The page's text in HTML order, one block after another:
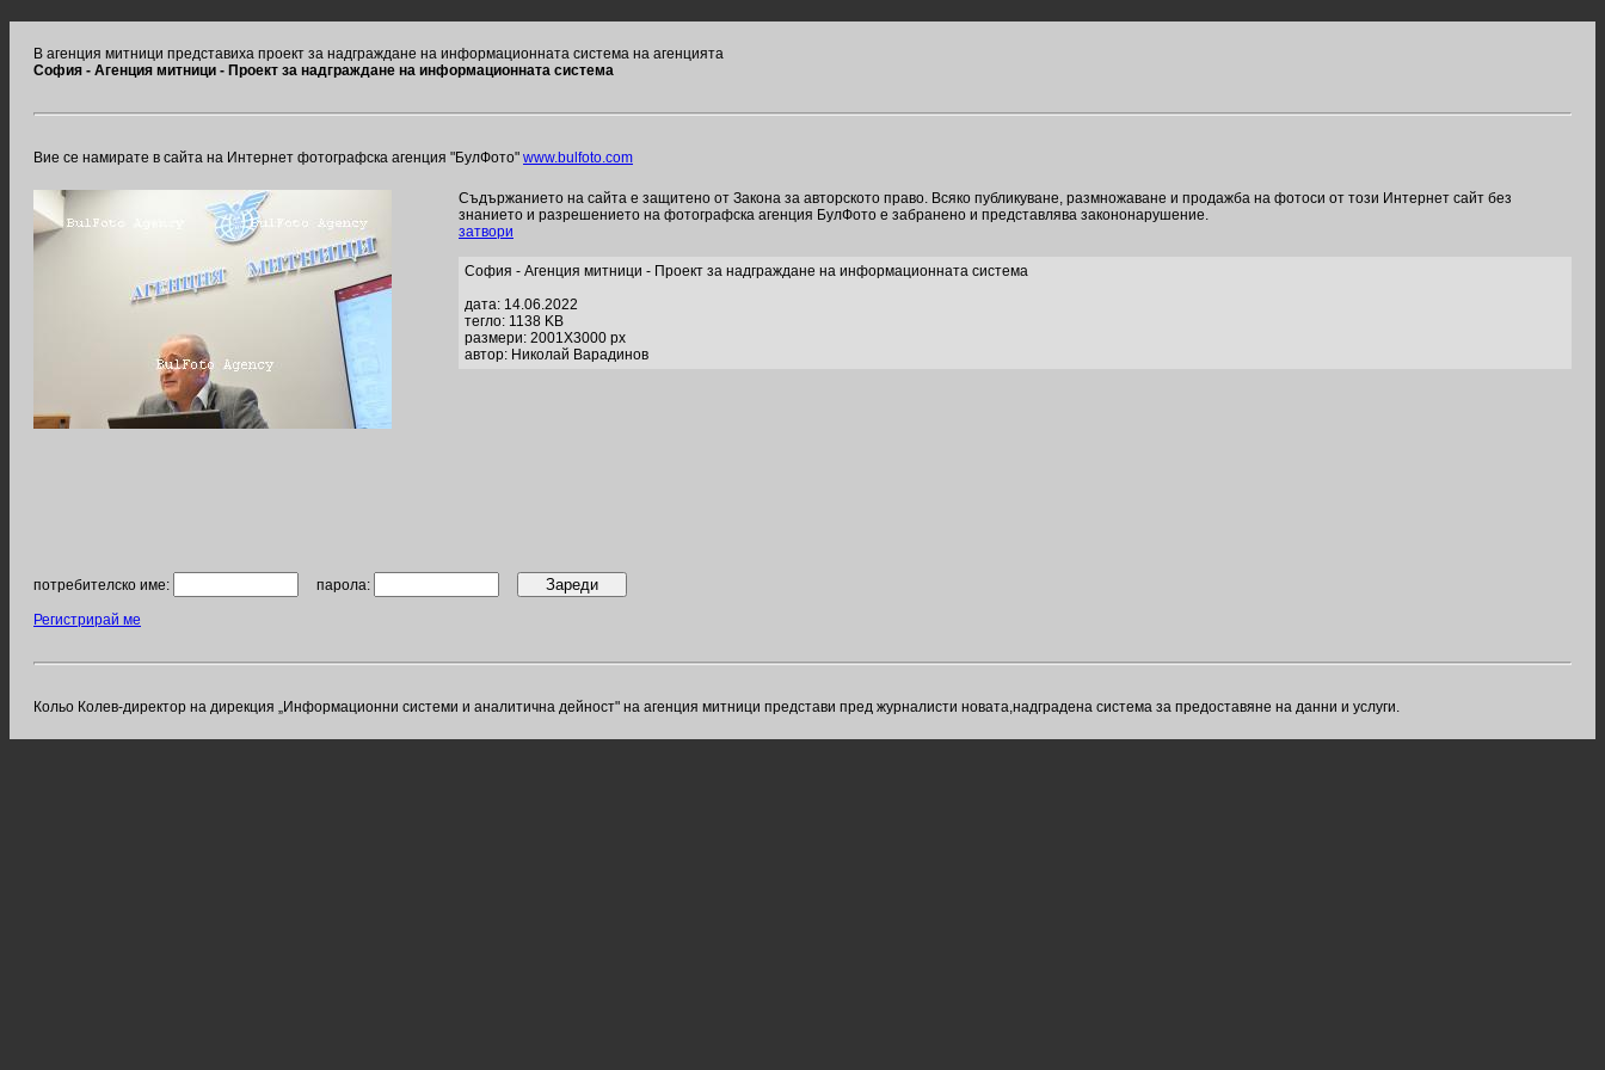
В агенция митници представиха проект за надграждане на информационната система на агенцията
София - Агенция митници - Проект за надграждане на информационната система
Вие се намирате в сайта на Интернет фотографска агенция "БулФото" www.bulfoto.com
Съдържанието на сайта е защитено от Закона за авторското право. Всяко публикуване, размножаване и продажба на фотоси от този Интернет сайт без
знанието и разрешението на фотографска агенция БулФото е забранено и представлява закононарушение.
затвори
София - Агенция митници - Проект за надграждане на информационната система
дата: 14.06.2022
тегло: 1138 KB
размери: 2001X3000 px
автор: Николай Варадинов
потребителско име: парола:
Регистрирай ме
Кольо Колев-директор на дирекция „Информационни системи и аналитична дейност" на агенция митници представи пред журналисти новата,надградена система за предоставяне на данни и услуги.